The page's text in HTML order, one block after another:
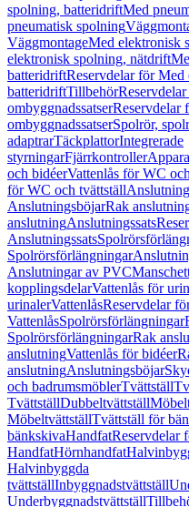
spolning, batteridriftMed
pneumatisk spolning
VäggmontageMed elektronisk
elektronisk spolning, nätdrift
batteridriftReservdelar för
batteridriftTillbehör
ombyggnadssatserReservdelar
ombyggnadssatserSpolrör,
adaptrarTäckplattorIntegrerade
styrningarFjärrkontroller
och bidéerVattenlås för WC
för WC och tvättställ
AnslutningsböjarRak
anslutningAnslutningssats
Anslutningssats
Spolrörsförlängningar
Anslutningar av PVC
kopplingsdelarVattenlås för
urinalerVattenlåsReservdelar
VattenlåsSpolrörsförlängningar
SpolrörsförlängningarRak
anslutningVattenlås för bidéer
anslutningAnslutningsböjar
och badrumsmöblerTvättställ
TvättställDubbeltvättställ
MöbeltvättställTvättställ för
bänkskivaHandfatReservdelar
HandfatHörnhandfat
Halvinbyggda
tvättställInbyggnadstvättställ
Underbyggnadstvättställ